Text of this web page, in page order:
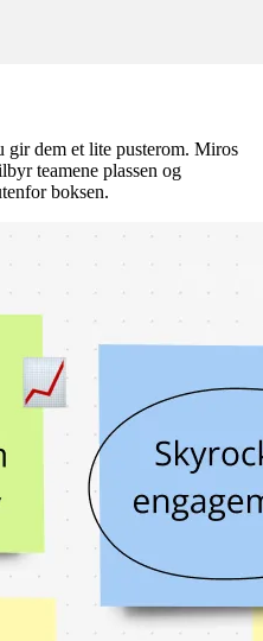
gir dem et lite pusterom. Miros
teamene plassen og
boksen.